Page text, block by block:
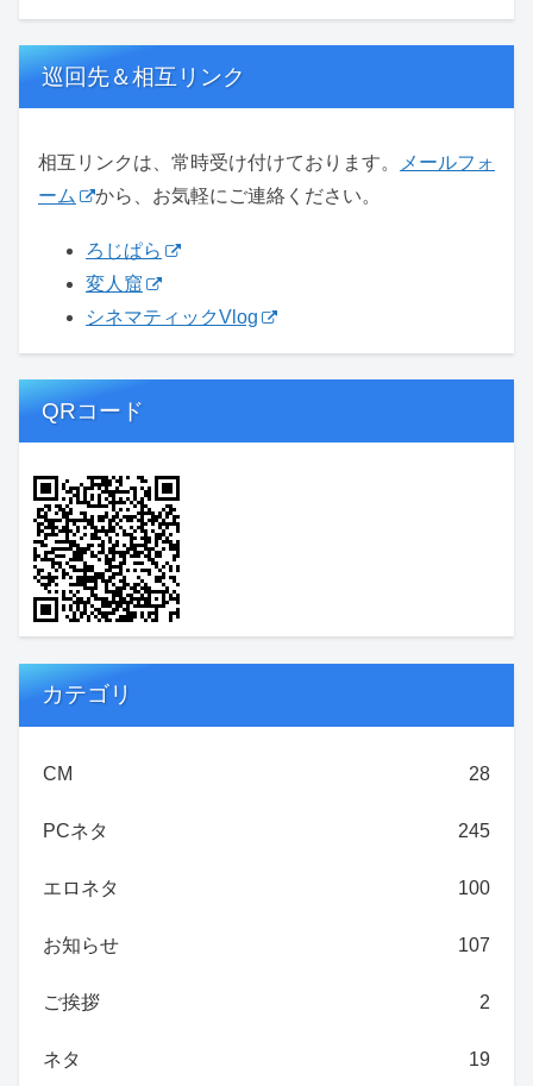
巡回先＆相互リンク
相互リンクは、常時受け付けております。
メールフォ
ーム
から、お気軽にご連絡ください。
ろじぱら
変人窟
シネマティックVlog
QRコード
カテゴリ
CM 28
PCネタ 245
エロネタ 100
お知らせ 107
ご挨拶 2
ネタ 19